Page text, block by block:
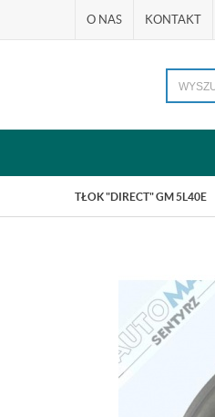
O NAS KONTAKT
TŁOK "DIRECT" GM 5L40E